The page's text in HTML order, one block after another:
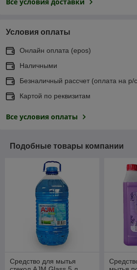
Условия оплаты
Онлайн оплата (еpos)
Наличными
Безналичный рассчет (оплата на р/
Картой по реквизитам
Все условия оплаты
Подобные товары компании
Средство для мытья